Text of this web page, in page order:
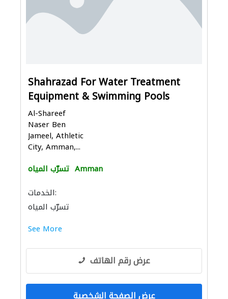
Shahrazad For Water Treatment
Equipment & Swimming Pools
Al-Shareef
Naser Ben
Jameel, Athletic
City, Amman,...
تسرّب المياه Amman
الخدمات:
تسرّب المياه
See More
عرض رقم الهاتف
عرض الصفحة الشخصية